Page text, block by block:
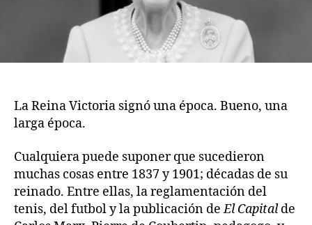
La Reina Victoria signó una época. Bueno, una
larga época.
Cualquiera puede suponer que sucedieron
muchas cosas entre 1837 y 1901; décadas de su
reinado. Entre ellas, la reglamentación del
tenis, del futbol y la publicación deEl Capitalde